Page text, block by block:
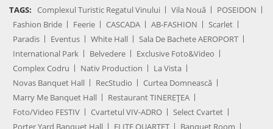
TAGS: Complexul Turistic Regatul Vinului Vila Nouă
POSEIDON
Fashion Bride
Feerie CASCADA AB-FASHION
Scarlet
Paradis
Eventus White Hall
Sala De Bachete AEROPORT
International Park
Belvedere
Exclusive Foto&Video
Complex Codru
Nativ Production
La Vista
Novas Banquet Hall
RecStudio
Curtea Domnească
Marry Me Banquet Hall
Restaurant TINEREȚEA
Foto/Video FESTIV
Cvartetul VIV-ADRO
Select Cvartet
Porter Yard Banquet Hall
ELITE QUARTET Banquet Room